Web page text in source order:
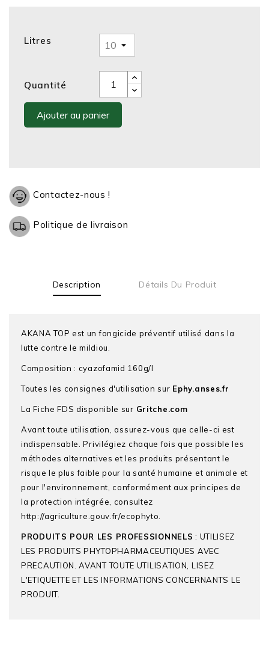
Litres
Quantité
Ajouter au panier
Contactez-nous !
Politique de livraison
Description Détails Du Produit
AKANA TOP est un fongicide préventif utilisé dans la
lutte contre le mildiou.
Composition : cyazofamid 160g/l
Toutes les consignes d'utilisation sur Ephy.anses.fr
La Fiche FDS disponible sur Gritche.com
Avant toute utilisation, assurez-vous que celle-ci est
indispensable. Privilégiez chaque fois que possible les
méthodes alternatives et les produits présentant le
risque le plus faible pour la santé humaine et animale et
pour l'environnement, conformément aux principes de
la protection intégrée, consultez
http://agriculture.gouv.fr/ecophyto.
PRODUITS POUR LES PROFESSIONNELS : UTILISEZ
LES PRODUITS PHYTOPHARMACEUTIQUES AVEC
PRECAUTION. AVANT TOUTE UTILISATION, LISEZ
L'ETIQUETTE ET LES INFORMATIONS CONCERNANTS LE
PRODUIT.